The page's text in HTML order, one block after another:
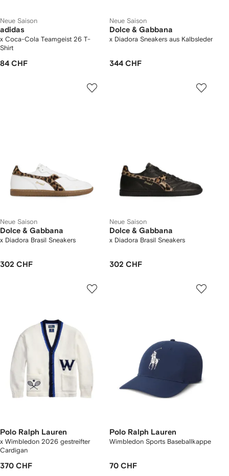
Neue Saison
adidas
x Coca-Cola Teamgeist 26 T-
Shirt
84 CHF
Neue Saison
Dolce & Gabbana
x Diadora Sneakers aus Kalbsleder
344 CHF
Neue Saison
Dolce & Gabbana
x Diadora Brasil Sneakers
302 CHF
Neue Saison
Dolce & Gabbana
x Diadora Brasil Sneakers
302 CHF
Polo Ralph Lauren
x Wimbledon 2026 gestreifter
Cardigan
370 CHF
Polo Ralph Lauren
Wimbledon Sports Baseballkappe
70 CHF